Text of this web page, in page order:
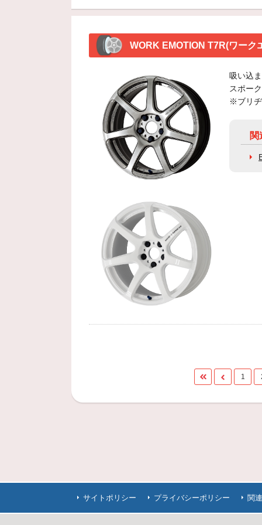
WORK EMOTION T7R(ワーク
吸い込
スポー
※ブリヂ
関
1
サイトポリシー プライバシーポリシー 関